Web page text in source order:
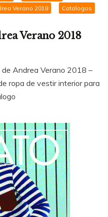
Verano 2018
Catalogos
Verano 2018
de Andrea Verano 2018 –
ropa de vestir interior para